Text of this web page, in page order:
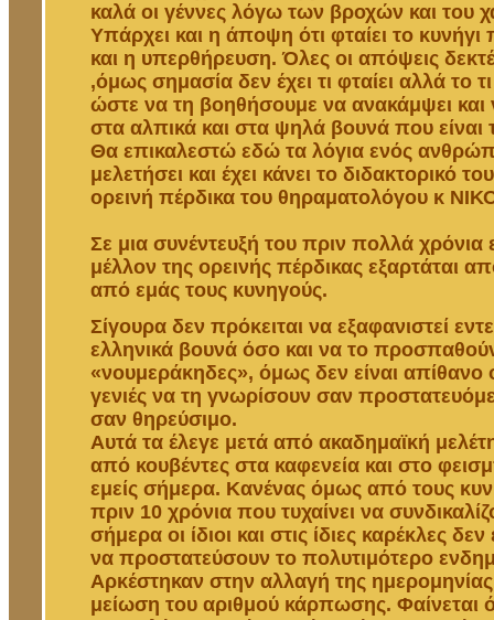
καλά οι γέννες λόγω των βροχών και του
Υπάρχει και η άποψη ότι φταίει το κυνήγι
και η υπερθήρευση. Όλες οι απόψεις
,όμως σημασία δεν έχει τι φταίει αλλά το
ώστε να τη βοηθήσουμε να ανακάμψει και
στα αλπικά και στα ψηλά βουνά που είναι
Θα επικαλεστώ εδώ τα λόγια ενός
μελετήσει και έχει κάνει το διδακτορικό
ορεινή πέρδικα του θηραματολόγου κ
Σε μια συνέντευξή του πριν πολλά χρόνια
μέλλον της ορεινής πέρδικας εξαρτάται
από εμάς τους κυνηγούς.
Σίγουρα δεν πρόκειται να εξαφανιστεί
ελληνικά βουνά όσο και να το
«νουμεράκηδες», όμως δεν είναι απίθανο
γενιές να τη γνωρίσουν σαν
σαν θηρεύσιμο.
Αυτά τα έλεγε μετά από ακαδημαϊκή
από κουβέντες στα καφενεία και στο
εμείς σήμερα. Κανένας όμως από τους
πριν 10 χρόνια που τυχαίνει να
σήμερα οι ίδιοι και στις ίδιες καρέκλες δεν
να προστατεύσουν το πολυτιμότερο
Αρκέστηκαν στην αλλαγή της ημερομηνίας
μείωση του αριθμού κάρπωσης. Φαίνεται